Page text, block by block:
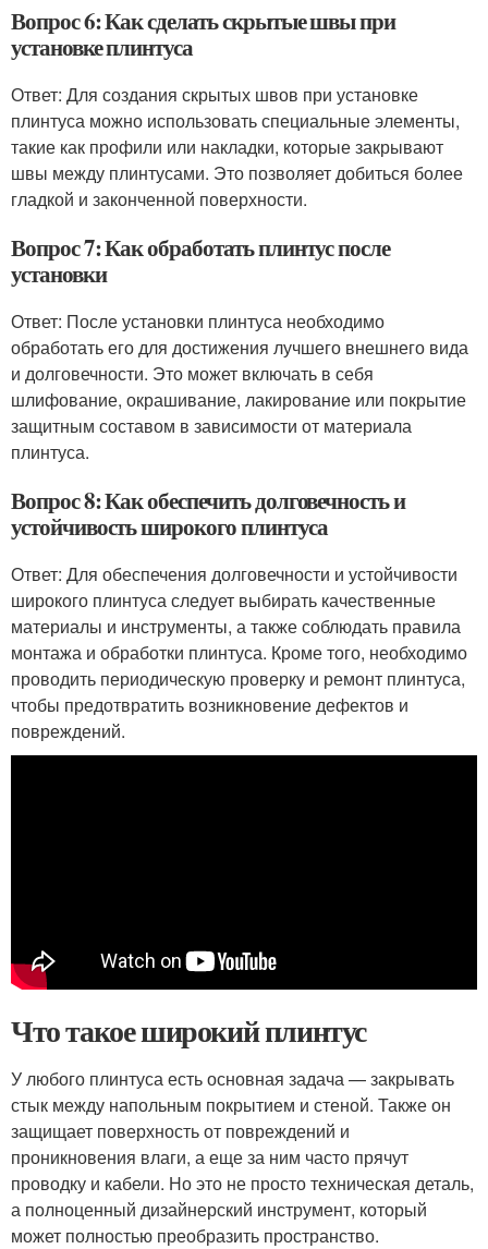
Вопрос 6: Как сделать скрытые швы при
установке плинтуса
Ответ: Для создания скрытых швов при установке
плинтуса можно использовать специальные элементы,
такие как профили или накладки, которые закрывают
швы между плинтусами. Это позволяет добиться более
гладкой и законченной поверхности.
Вопрос 7: Как обработать плинтус после
установки
Ответ: После установки плинтуса необходимо
обработать его для достижения лучшего внешнего вида
и долговечности. Это может включать в себя
шлифование, окрашивание, лакирование или покрытие
защитным составом в зависимости от материала
плинтуса.
Вопрос 8: Как обеспечить долговечность и
устойчивость широкого плинтуса
Ответ: Для обеспечения долговечности и устойчивости
широкого плинтуса следует выбирать качественные
материалы и инструменты, а также соблюдать правила
монтажа и обработки плинтуса. Кроме того, необходимо
проводить периодическую проверку и ремонт плинтуса,
чтобы предотвратить возникновение дефектов и
повреждений.
Что такое широкий плинтус
У любого плинтуса есть основная задача — закрывать
стык между напольным покрытием и стеной. Также он
защищает поверхность от повреждений и
проникновения влаги, а еще за ним часто прячут
проводку и кабели. Но это не просто техническая деталь,
а полноценный дизайнерский инструмент, который
может полностью преобразить пространство.